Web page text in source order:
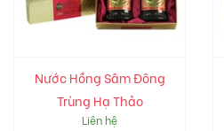
Nước Hồng Sâm Đông
Trùng Hạ Thảo
Liên hệ